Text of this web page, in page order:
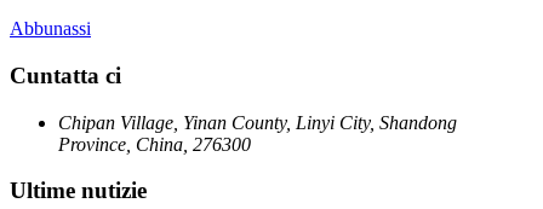
Abbunassi
Cuntatta ci
Chipan Village, Yinan County, Linyi City, Shandong
Province, China, 276300
Ultime nutizie